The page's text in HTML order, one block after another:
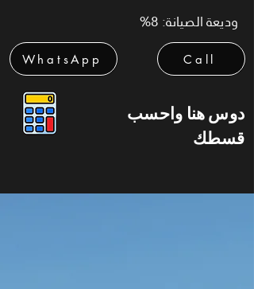
وديعة الصيانة: 8%
WhatsApp Call
دوس هنا واحسب
قسطك